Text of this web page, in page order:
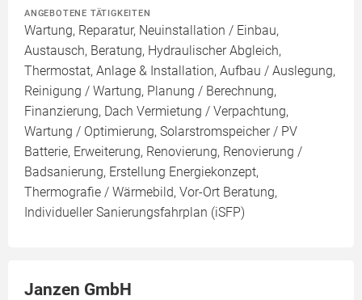
ANGEBOTENE TÄTIGKEITEN
Wartung, Reparatur, Neuinstallation / Einbau,
Austausch, Beratung, Hydraulischer Abgleich,
Thermostat, Anlage & Installation, Aufbau / Auslegung,
Reinigung / Wartung, Planung / Berechnung,
Finanzierung, Dach Vermietung / Verpachtung,
Wartung / Optimierung, Solarstromspeicher / PV
Batterie, Erweiterung, Renovierung, Renovierung /
Badsanierung, Erstellung Energiekonzept,
Thermografie / Wärmebild, Vor-Ort Beratung,
Individueller Sanierungsfahrplan (iSFP)
Janzen GmbH